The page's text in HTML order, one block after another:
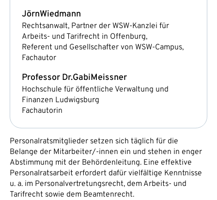
JörnWiedmann
Rechtsanwalt, Partner der WSW-Kanzlei für
Arbeits- und Tarifrecht in Offenburg,
Referent und Gesellschafter von WSW-Campus,
Fachautor
Professor Dr.GabiMeissner
Hochschule für öffentliche Verwaltung und
Finanzen Ludwigsburg
Fachautorin
Personalratsmitglieder setzen sich täglich für die
Belange der Mitarbeiter/-innen ein und stehen in enger
Abstimmung mit der Behördenleitung. Eine effektive
Personalratsarbeit erfordert dafür vielfältige Kenntnisse
u. a. im Personalvertretungsrecht, dem Arbeits- und
Tarifrecht sowie dem Beamtenrecht.